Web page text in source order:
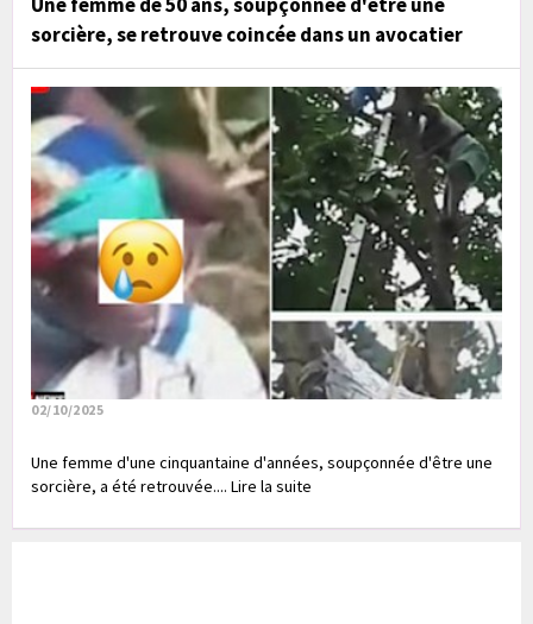
sorcière, se retrouve coincée dans un avocatier
02/10/2025
Une femme d'une cinquantaine d'années, soupçonnée d'être une
sorcière, a été retrouvée.... Lire la suite